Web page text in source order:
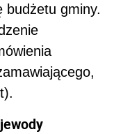
budżetu gminy.